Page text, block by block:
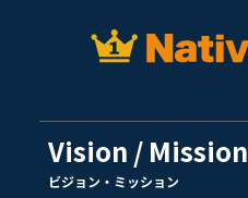
Vision / Mission
ビジョン・ミッション